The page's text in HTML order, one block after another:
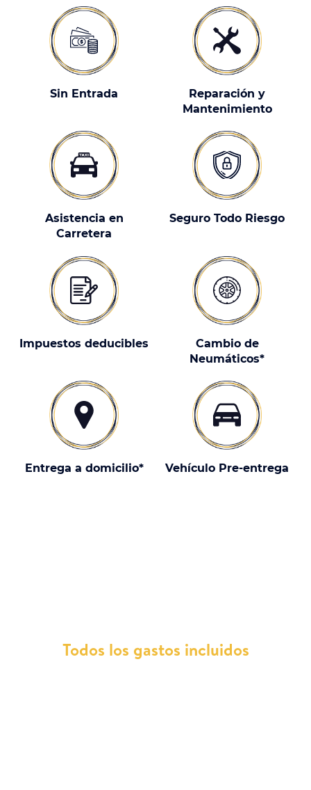
Sin Entrada
Reparación y
Mantenimiento
Asistencia en
Carretera
Seguro Todo Riesgo
Impuestos deducibles
Cambio de
Neumáticos*
Entrega a domicilio* Vehículo Pre-entrega
Todos los gastos incluidos